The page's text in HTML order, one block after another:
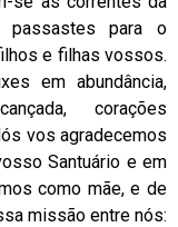
passastes para o
e filhas vossos.
em abundância,
corações
vos agradecemos
Santuário e em
como mãe, e de
missão entre nós: